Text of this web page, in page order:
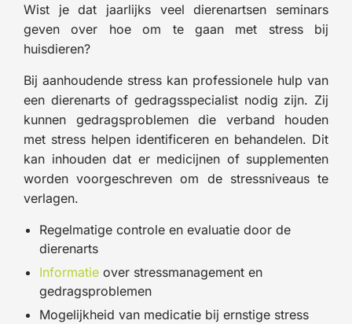
Wist je dat jaarlijks veel dierenartsen seminars
geven over hoe om te gaan met stress bij
huisdieren?
Bij aanhoudende stress kan professionele hulp van
een dierenarts of gedragsspecialist nodig zijn. Zij
kunnen gedragsproblemen die verband houden
met stress helpen identificeren en behandelen. Dit
kan inhouden dat er medicijnen of supplementen
worden voorgeschreven om de stressniveaus te
verlagen.
Regelmatige controle en evaluatie door de
dierenarts
Informatie over stressmanagement en
gedragsproblemen
Mogelijkheid van medicatie bij ernstige stress